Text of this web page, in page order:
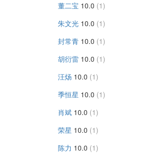
董二宝 10.0 (1)
朱文光 10.0 (1)
封常青 10.0 (1)
胡衍雷 10.0 (1)
汪炀 10.0 (1)
季恒星 10.0 (1)
肖斌 10.0 (1)
荣星 10.0 (1)
陈力 10.0 (1)